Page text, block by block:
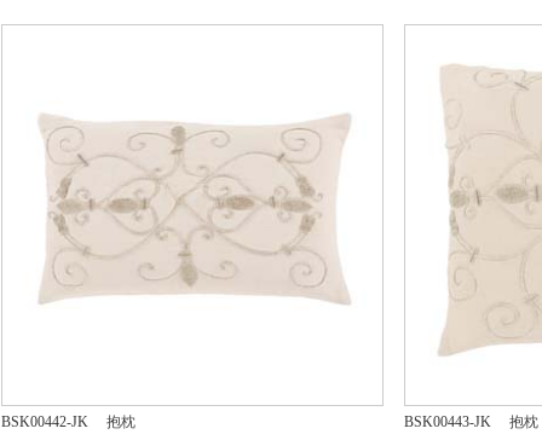
BSK00442-JK
抱枕
BSK00443-JK
抱枕